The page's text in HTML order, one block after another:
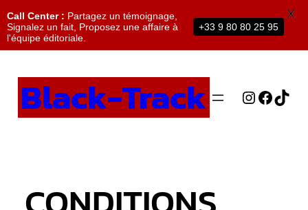
Black-Track
Call Center : Partagez un témoignage,
Signalez un fait, Proposez une affaire à
l'équipe éditoriale.
+33 9 80 80 25 95
X